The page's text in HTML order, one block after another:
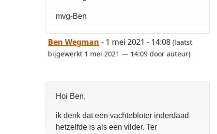
mvg-Ben
Ben Wegman - 1 mei 2021 - 14:08 (laatst
bijgewerkt 1 mei 2021 — 14:09 door auteur)
Hoi Ben,
ik denk dat een vachtebloter inderdaad
hetzelfde is als een vilder. Ter